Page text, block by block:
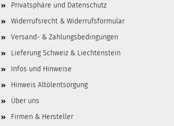
Privatsphäre und Datenschutz
Widerrufsrecht & Widerrufsformular
Versand- & Zahlungsbedingungen
Lieferung Schweiz & Liechtenstein
Infos und Hinweise
Hinweis Altölentsorgung
Über uns
Firmen & Hersteller